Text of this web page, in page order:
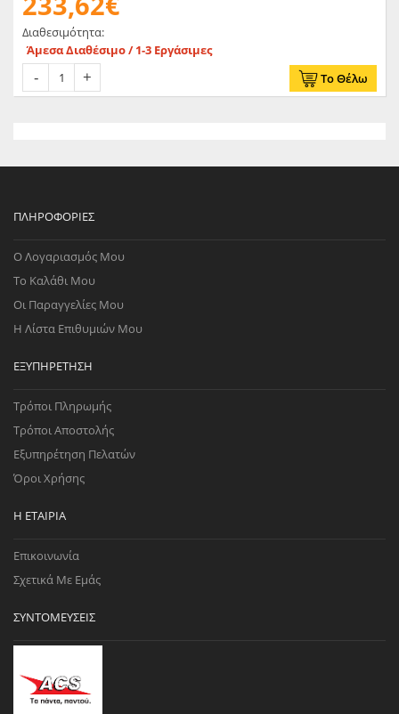
Διαθεσιμότητα:
Άμεσα Διαθέσιμο / 1-3 Εργάσιμες
Το Θέλω
ΠΛΗΡΟΦΟΡΊΕΣ
Ο Λογαριασμός Μου
Το Καλάθι Μου
Οι Παραγγελίες Μου
Η Λίστα Επιθυμιών Μου
ΕΞΥΠΗΡΈΤΗΣΗ
Τρόποι Πληρωμής
Τρόποι Αποστολής
Εξυπηρέτηση Πελατών
Όροι Χρήσης
Η ΕΤΑΙΡΊΑ
Επικοινωνία
Σχετικά Με Εμάς
ΣΥΝΤΟΜΕΎΣΕΙΣ